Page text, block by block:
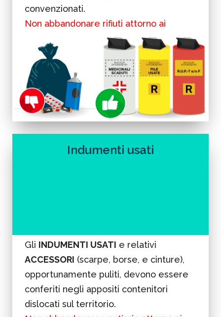
convenzionati.
Non abbandonare rifiuti attorno ai
Indumenti usati
Gli INDUMENTI USATI e relativi
ACCESSORI (scarpe, borse, e cinture),
opportunamente puliti, devono essere
conferiti negli appositi contenitori
dislocati sul territorio.